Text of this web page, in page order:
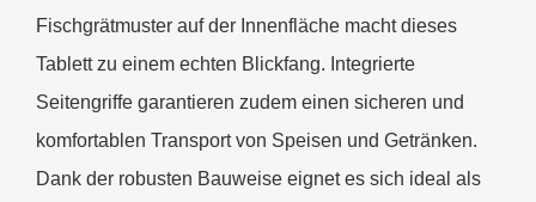
Fischgrätmuster auf der Innenfläche macht dieses
Tablett zu einem echten Blickfang. Integrierte
Seitengriffe garantieren zudem einen sicheren und
komfortablen Transport von Speisen und Getränken.
Dank der robusten Bauweise eignet es sich ideal als